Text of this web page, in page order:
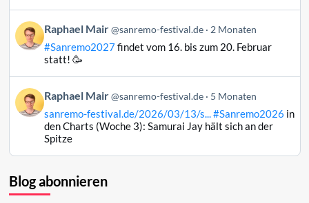
ansehen
Beitrag
von
Raphael
Bluesky
ansehen
Raphael Mair @sanremo-festival.de 2 Monaten
#Sanremo2027findet vom 16. bis zum 20. Februar
statt! 🥳
Beitrag
von
Raphael
ansehen
Raphael Mair @sanremo-festival.de 5 Monaten
sanremo-festival.de/2026/03/13/s...#Sanremo2026 in
den Charts (Woche 3): Samurai Jay hält sich an der
Spitze
Blog abonnieren